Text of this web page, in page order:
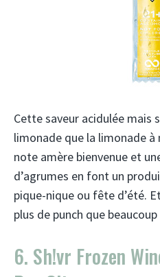
Cette saveur acidulée mais
limonade que la limonade
note amère bienvenue et
d’agrumes en font un
pique-nique ou fête d’été.
plus de punch que
6. Sh!vr Frozen